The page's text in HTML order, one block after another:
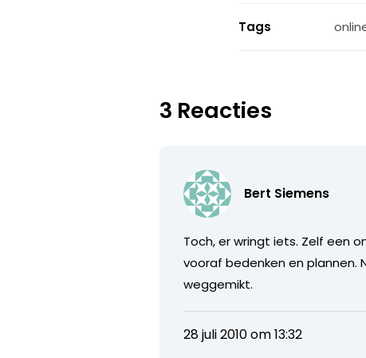
Tags
3 Reacties
Bert Siemens
Toch, er wringt iets. Zelf een
vooraf bedenken en plannen.
weggemikt.
28 juli 2010 om 13:32